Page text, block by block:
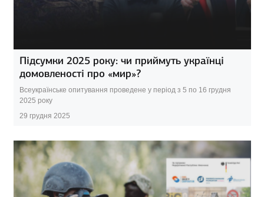
Підсумки 2025 року: чи приймуть українці
домовленості про «мир»?
Всеукраїнське опитування проведене у період з 5 по 16 грудня
2025 року
29 грудня 2025